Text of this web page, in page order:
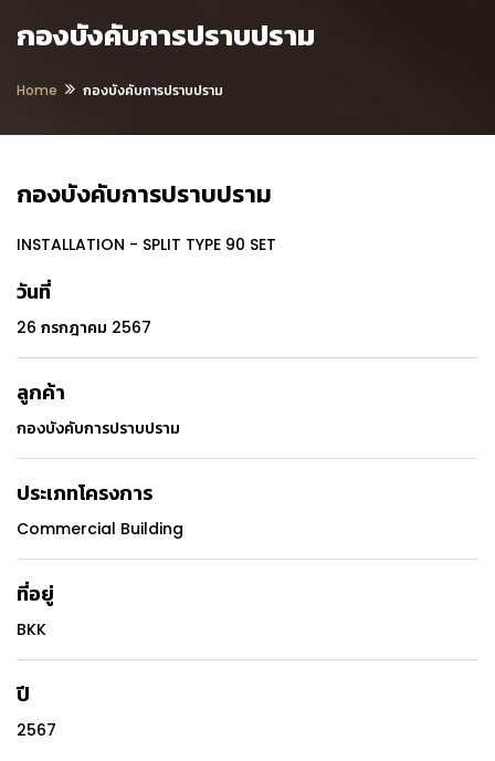
กองบังคับการปราบปราม
Home กองบังคับการปราบปราม
กองบังคับการปราบปราม
INSTALLATION - SPLIT TYPE 90 SET
วันที่
26 กรกฎาคม 2567
ลูกค้า
กองบังคับการปราบปราม
ประเภทโครงการ
Commercial Building
ที่อยู่
BKK
ปี
2567